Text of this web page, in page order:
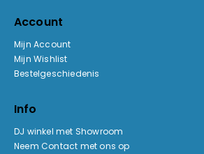
Account
Mijn Account
Mijn Wishlist
Bestelgeschiedenis
Info
DJ winkel met Showroom
Neem Contact met ons op